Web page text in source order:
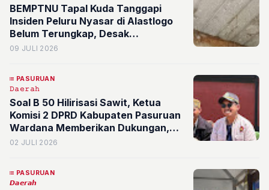
BEMPTNU Tapal Kuda Tanggapi
Insiden Peluru Nyasar di Alastlogo
Belum Terungkap, Desak
Penyelidikan Transparan Polres
09 JULI 2026
PASURUAN
𝙳𝚊𝚎𝚛𝚊𝚑
Soal B 50 Hilirisasi Sawit, Ketua
Komisi 2 DPRD Kabupaten Pasuruan
Wardana Memberikan Dukungan,
Perkuat Energi Nasional
02 JULI 2026
PASURUAN
𝘿𝙖𝙚𝙧𝙖𝙝